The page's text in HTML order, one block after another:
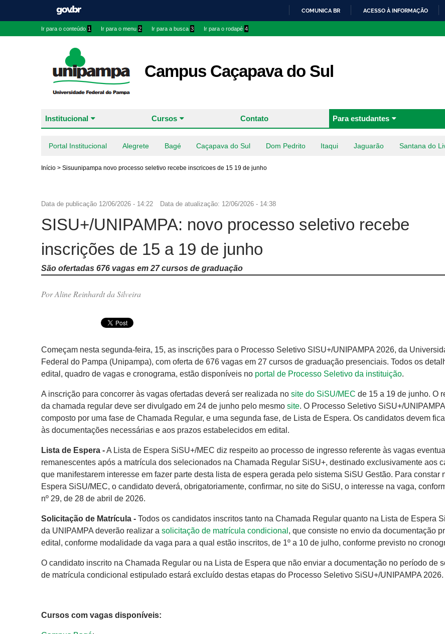
COMUNICA BR ACESSO À INFORMAÇÃO
Ir para o conteúdo 1 Ir para o menu 2 Ir para a busca 3 Ir para o rodapé 4
Campus Caçapava do Sul
Institucional Cursos Contato Para estudantes
Portal Institucional Alegrete Bagé Caçapava do Sul Dom Pedrito Itaqui Jaguarão Santana do
Início > Sisuunipampa novo processo seletivo recebe inscricoes de 15 19 de junho
Data de publicação 12/06/2026 - 14:22 Data de atualização: 12/06/2026 - 14:38
SISU+/UNIPAMPA: novo processo seletivo recebe
inscrições de 15 a 19 de junho
São ofertadas 676 vagas em 27 cursos de graduação
Por Aline Reinhardt da Silveira
Começam nesta segunda-feira, 15, as inscrições para o Processo Seletivo SISU+/UNIPAMPA 2026, da
Federal do Pampa (Unipampa), com oferta de 676 vagas em 27 cursos de graduação presenciais. Todos os
edital, quadro de vagas e cronograma, estão disponíveis no portal de Processo Seletivo da instituição.
A inscrição para concorrer às vagas ofertadas deverá ser realizada no site do SiSU/MEC de 15 a 19 de junho. O
da chamada regular deve ser divulgado em 24 de junho pelo mesmo site. O Processo Seletivo SiSU+/
composto por uma fase de Chamada Regular, e uma segunda fase, de Lista de Espera. Os candidatos devem
às documentações necessárias e aos prazos estabelecidos em edital.
Lista de Espera -A Lista de Espera SiSU+/MEC diz respeito ao processo de ingresso referente às vagas
remanescentes após a matrícula dos selecionados na Chamada Regular SiSU+, destinado exclusivamente aos
que manifestarem interesse em fazer parte desta lista de espera gerada pelo sistema SiSU Gestão. Para constar
Espera SiSU/MEC, o candidato deverá, obrigatoriamente, confirmar, no site do SiSU, o interesse na vaga,
nº 29, de 28 de abril de 2026.
Solicitação de Matrícula - Todos os candidatos inscritos tanto na Chamada Regular quanto na Lista de Espera
da UNIPAMPA deverão realizar a solicitação de matrícula condicional , que consiste no envio da documentação
edital, conforme modalidade da vaga para a qual estão inscritos, de 1º a 10 de julho, conforme previsto no
O candidato inscrito na Chamada Regular ou na Lista de Espera que não enviar a documentação no período de
de matrícula condicional estipulado estará excluído destas etapas do Processo Seletivo SiSU+/UNIPAMPA 2026.
Cursos com vagas disponíveis: